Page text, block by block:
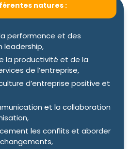
natures :
performance et des
leadership,
la productivité et de la
de l’entreprise,
d’entreprise positive et
et la collaboration
les conflits et aborder